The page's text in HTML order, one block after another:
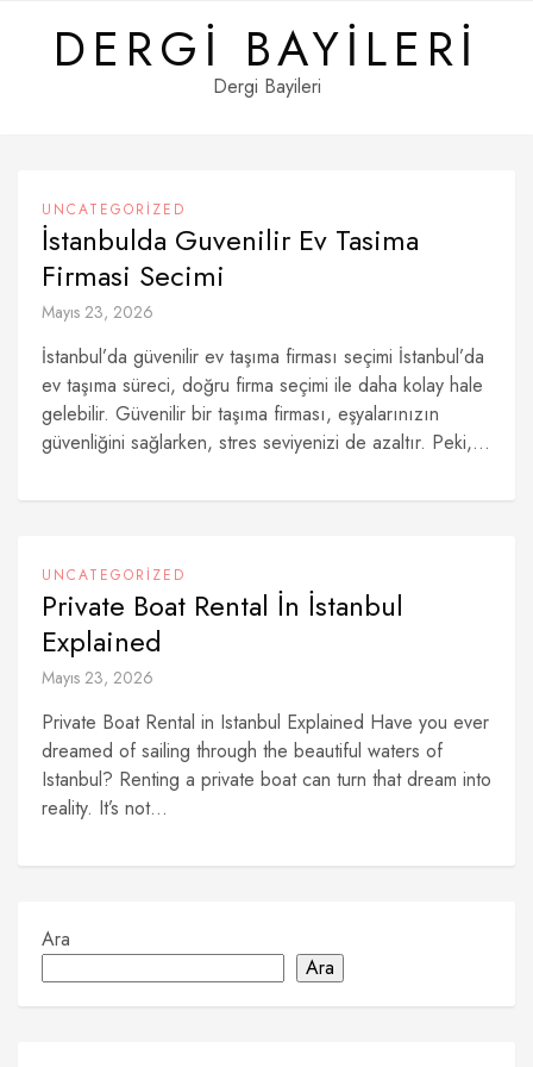
contentDERGI BAYILERI
Dergi Bayileri
UNCATEGORIZED
İstanbulda Guvenilir Ev Tasima
Firmasi Secimi
Mayıs 23, 2026
İstanbul’da güvenilir ev taşıma firması seçimi İstanbul’da
ev taşıma süreci, doğru firma seçimi ile daha kolay hale
gelebilir. Güvenilir bir taşıma firması, eşyalarınızın
güvenliğini sağlarken, stres seviyenizi de azaltır. Peki,...
UNCATEGORIZED
Private Boat Rental İn İstanbul
Explained
Mayıs 23, 2026
Private Boat Rental in Istanbul Explained Have you ever
dreamed of sailing through the beautiful waters of
Istanbul? Renting a private boat can turn that dream into
reality. It’s not...
Ara
Ara